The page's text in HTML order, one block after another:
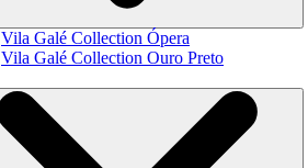
Vila Galé Collection Ópera
Vila Galé Collection Ouro Preto